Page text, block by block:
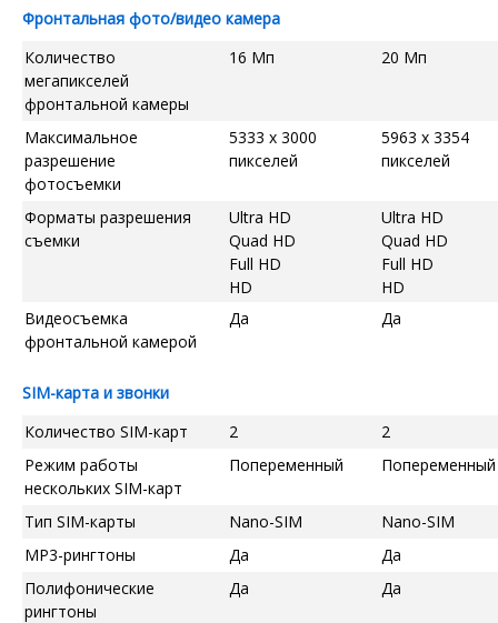
Фронтальная фото/видео камера
Количество
мегапикселей
фронтальной камеры
16 Мп 20 Мп
Максимальное
разрешение
фотосъемки
5333 x 3000
пикселей
5963 x 3354
пикселей
Форматы разрешения
съемки
Ultra HD
Quad HD
Full HD
HD
Ultra HD
Quad HD
Full HD
HD
Видеосъемка
фронтальной камерой
Да Да
SIM-карта и звонки
Количество SIM-карт
2
2
Режим работы
нескольких SIM-карт
Попеременный Попеременный
Тип SIM-карты Nano-SIM
Nano-SIM
MP3-рингтоны
Да
Да
Полифонические
рингтоны
Да Да